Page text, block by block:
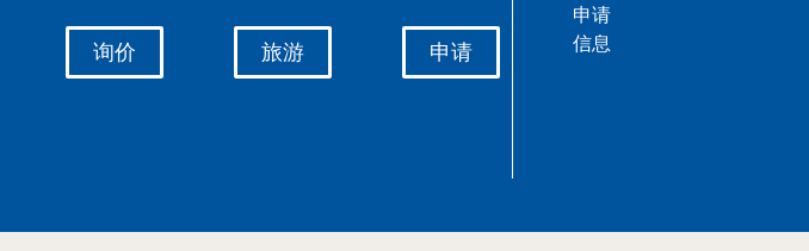
询价 旅游 申请
申请
信息